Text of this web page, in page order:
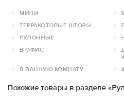
МИНИ
ТЕРРАКОТОВЫЕ ШТОРЫ
РУЛОННЫЕ
В ОФИС
В ВАННУЮ КОМНАТУ
Похожие товары в разделе